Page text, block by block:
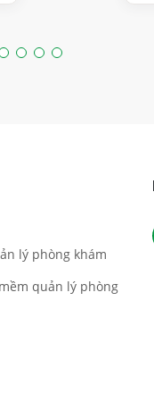
lý phòng khám
quản lý phòng